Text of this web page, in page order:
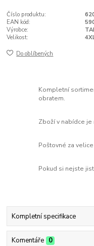
Číslo produktu:
EAN kód:
Výrobce:
Velikost:
Do oblíbených
Kompletní
obratem.
Zboží v nabídce
Poštovné za
Pokud si nejste
Kompletní specifikace
Komentáře 0